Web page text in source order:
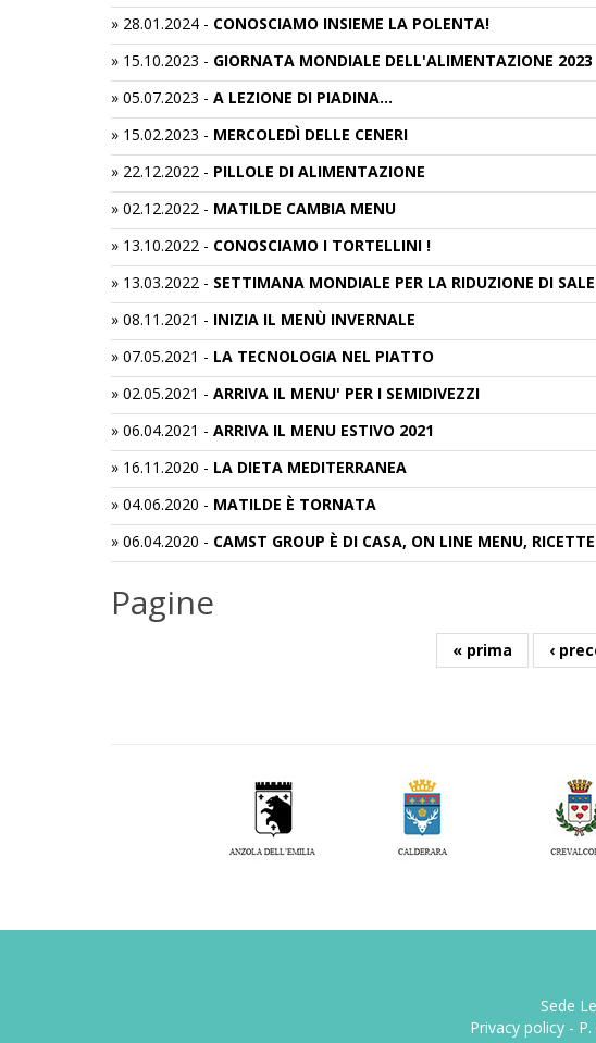
» 28.01.2024 - CONOSCIAMO INSIEME LA POLENTA!
» 15.10.2023 - GIORNATA MONDIALE DELL'ALIMENTAZIONE 2023
» 05.07.2023 - A LEZIONE DI PIADINA...
» 15.02.2023 - MERCOLEDÌ DELLE CENERI
» 22.12.2022 - PILLOLE DI ALIMENTAZIONE
» 02.12.2022 - MATILDE CAMBIA MENU
» 13.10.2022 - CONOSCIAMO I TORTELLINI !
» 13.03.2022 - SETTIMANA MONDIALE PER LA RIDUZIONE DI SALE
» 08.11.2021 - INIZIA IL MENÙ INVERNALE
» 07.05.2021 - LA TECNOLOGIA NEL PIATTO
» 02.05.2021 - ARRIVA IL MENU' PER I SEMIDIVEZZI
» 06.04.2021 - ARRIVA IL MENU ESTIVO 2021
» 16.11.2020 - LA DIETA MEDITERRANEA
» 04.06.2020 - MATILDE È TORNATA
» 06.04.2020 - CAMST GROUP È DI CASA, ON LINE MENU,
Pagine
« prima ‹
Sede
Privacy policy -